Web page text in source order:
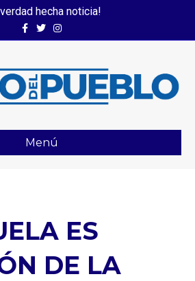
verdad hecha noticia!
FacebookTwitterInstagram
Menú
ES
DE LA